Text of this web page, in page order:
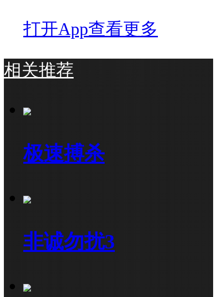
打开App查看更多
相关推荐
极速搏杀
非诚勿扰3